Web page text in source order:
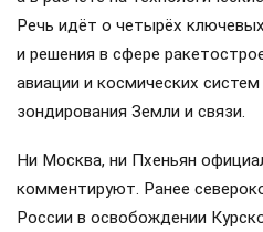
Речь идёт о четырёх
и решения в сфере
авиации и космических
зондирования Земли и связи.
Ни Москва, ни Пхеньян
комментируют. Ранее
России в освобождении